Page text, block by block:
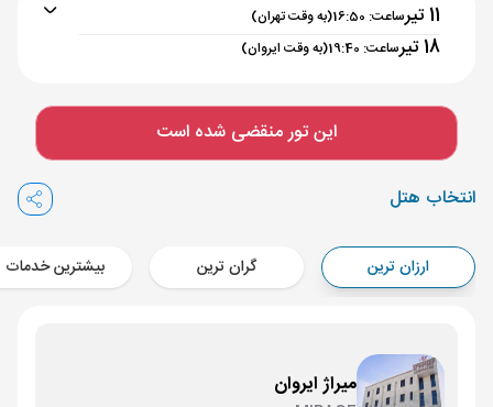
11 تیر ساعت: 16:50 (به وقت تهران)
18 تیر ساعت: 19:40 (به وقت ایروان)
تهران , فرودگاه بین‌المللی امام خمینی IKA
مدت پرواز :
ایروان ,
Aircraft - کاسپین (Economy)
برنامه برگشت :18 تیر ساعت: 19:40
مدت پرواز :02:00
تهران , فرودگاه بین‌المللی امام خمینی IKA
این تور منقضی شده است
انتخاب هتل
ارزان ترین گران ترین بیشترین خدمات
میراژ ایروان